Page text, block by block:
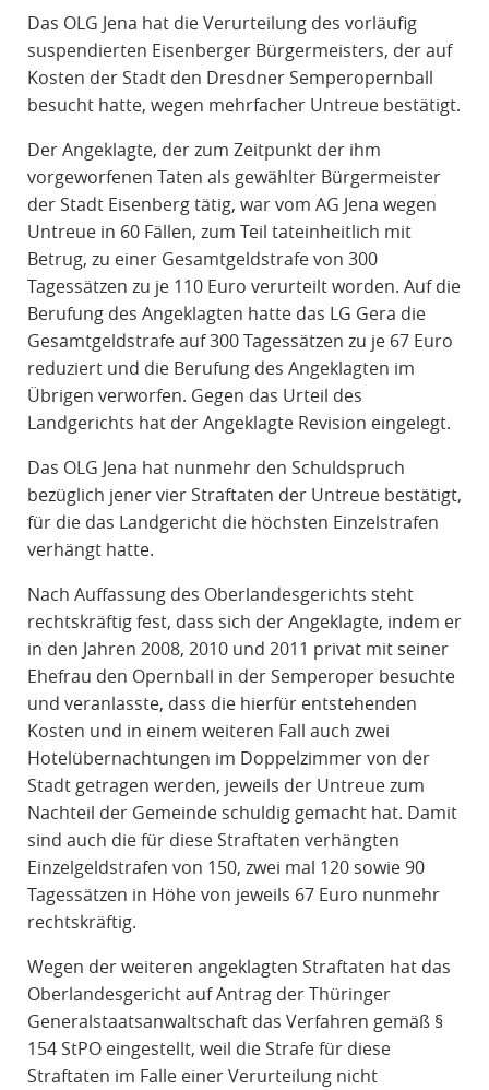
Das OLG Jena hat die Verurteilung des vorläufig
suspendierten Eisenberger Bürgermeisters, der auf
Kosten der Stadt den Dresdner Semperopernball
besucht hatte, wegen mehrfacher Untreue bestätigt.
Der Angeklagte, der zum Zeitpunkt der ihm
vorgeworfenen Taten als gewählter Bürgermeister
der Stadt Eisenberg tätig, war vom AG Jena wegen
Untreue in 60 Fällen, zum Teil tateinheitlich mit
Betrug, zu einer Gesamtgeldstrafe von 300
Tagessätzen zu je 110 Euro verurteilt worden. Auf die
Berufung des Angeklagten hatte das LG Gera die
Gesamtgeldstrafe auf 300 Tagessätzen zu je 67 Euro
reduziert und die Berufung des Angeklagten im
Übrigen verworfen. Gegen das Urteil des
Landgerichts hat der Angeklagte Revision eingelegt.
Das OLG Jena hat nunmehr den Schuldspruch
bezüglich jener vier Straftaten der Untreue bestätigt,
für die das Landgericht die höchsten Einzelstrafen
verhängt hatte.
Nach Auffassung des Oberlandesgerichts steht
rechtskräftig fest, dass sich der Angeklagte, indem er
in den Jahren 2008, 2010 und 2011 privat mit seiner
Ehefrau den Opernball in der Semperoper besuchte
und veranlasste, dass die hierfür entstehenden
Kosten und in einem weiteren Fall auch zwei
Hotelübernachtungen im Doppelzimmer von der
Stadt getragen werden, jeweils der Untreue zum
Nachteil der Gemeinde schuldig gemacht hat. Damit
sind auch die für diese Straftaten verhängten
Einzelgeldstrafen von 150, zwei mal 120 sowie 90
Tagessätzen in Höhe von jeweils 67 Euro nunmehr
rechtskräftig.
Wegen der weiteren angeklagten Straftaten hat das
Oberlandesgericht auf Antrag der Thüringer
Generalstaatsanwaltschaft das Verfahren gemäß §
154 StPO eingestellt, weil die Strafe für diese
Straftaten im Falle einer Verurteilung nicht